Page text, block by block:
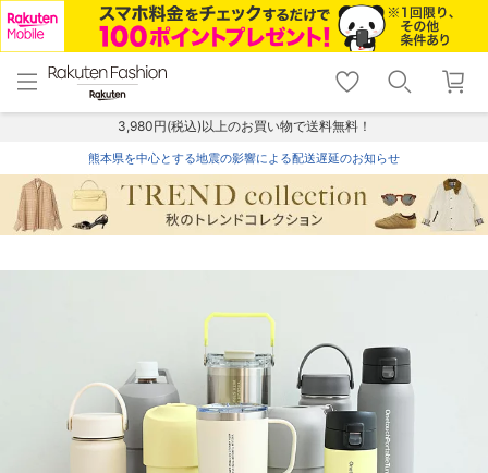
menu home
トップ
shopping_cart lock_outline
ログイン
3,980円(税込)以上のお買い物で送料無料！
熊本県を中心とする地震の影響による配送遅延のお知らせ